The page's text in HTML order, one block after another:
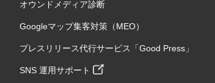
オウンドメディア診断
Googleマップ集客対策（MEO）
プレスリリース代行サービス「Good Press」
SNS 運用サポート